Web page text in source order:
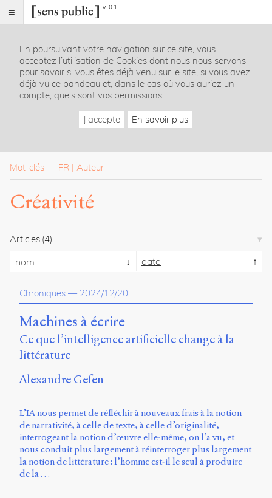
v. 0.1
Index
Rubriques
Essais
La
revue
Présentation
Publier
du
site
Archipel
En
ligne
Mastodon
Université
de
Sherbrooke
Campus
de
Longueuil
En poursuivant votre navigation sur ce site, vous
acceptez l’utilisation de Cookies dont nous nous servons
pour savoir si vous êtes déjà venu sur le site, si vous avez
déjà vu ce bandeau et, dans le cas où vous auriez un
compte, quels sont vos permissions.
J'accepte En savoir plus
Mot-clés — FR Auteur
Créativité
Articles (4)
nom date
Chroniques — 2024/12/20
Machines à écrire
Ce que l’intelligence artificielle change à la
littérature
Alexandre Gefen
L’IA nous permet de réfléchir à nouveaux frais à la notion
de narrativité, à celle de texte, à celle d’originalité,
interrogeant la notion d’œuvre elle-même, on l’a vu, et
nous conduit plus largement à réinterroger plus largement
la notion de littérature : l’homme est-il le seul à produire
de la …